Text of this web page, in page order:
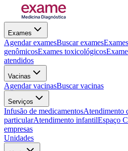
Exames
Agendar examesBuscar exames
genômicosExames toxicológicos
atendidos
Vacinas
Agendar vacinasBuscar vacinas
Serviços
Infusão de medicamentosAtendimento
particularAtendimento infantilEspaço
empresas
Unidades